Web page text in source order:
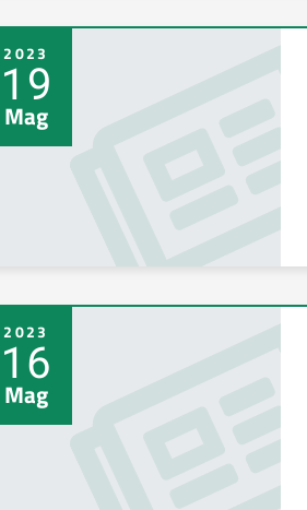
2023
19
Mag
2023
16
Mag